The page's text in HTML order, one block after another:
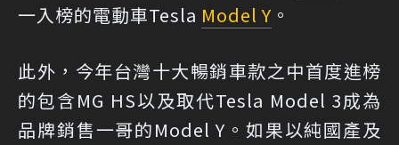
一入榜的電動車Tesla Model Y 。
此外，今年台灣十大暢銷車款之中首度進榜
的包含MG HS以及取代Tesla Model 3成為
品牌銷售一哥的Model Y。如果以純國產及